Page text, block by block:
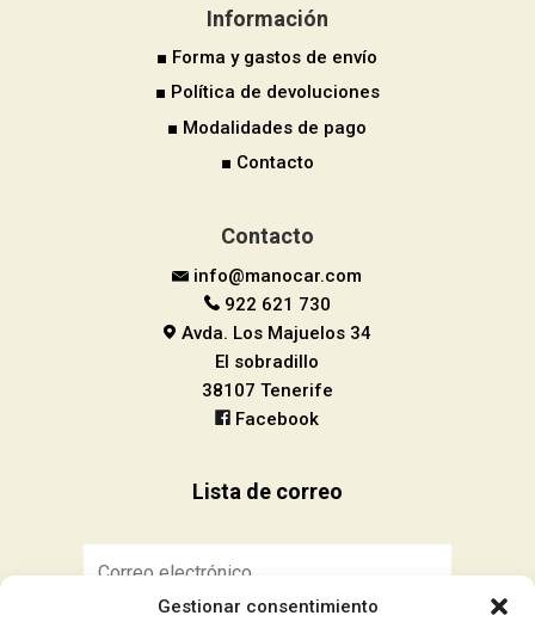
Gestionar consentimiento
Información
■ Forma y gastos de envío
■ Política de devoluciones
■ Modalidades de pago
■ Contacto
Contacto
info@manocar.com
922 621 730
Avda. Los Majuelos 34
El sobradillo
38107 Tenerife
Facebook
Lista de correo